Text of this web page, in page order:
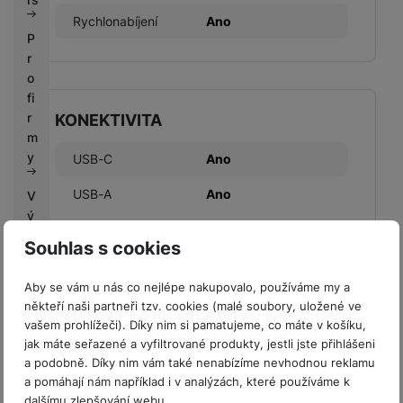
Souhlas s cookies
Aby se vám u nás co nejlépe nakupovalo, používáme my a
někteří naši partneři tzv. cookies (malé soubory, uložené ve
vašem prohlížeči). Díky nim si pamatujeme, co máte v košíku,
jak máte seřazené a vyfiltrované produkty, jestli jste přihlášeni
a podobně. Díky nim vám také nenabízíme nevhodnou reklamu
a pomáhají nám například i v analýzách, které používáme k
dalšímu zlepšování webu.
P
r
o
fi
r
m
y
V
ý
u
n
í
b
u
Rychlonabíjení Ano
KONEKTIVITA
USB-C Ano
USB-A Ano
KONSTRUKCE
Materiál Plast